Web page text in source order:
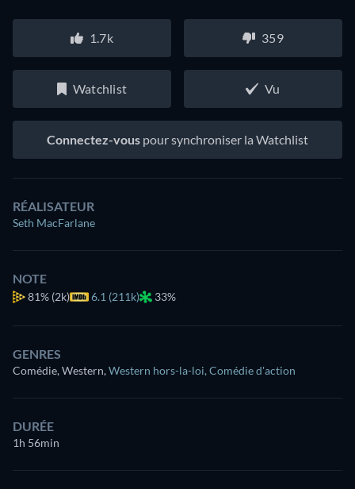
1.7k 359
Watchlist Vu
Connectez-vous pour synchroniser la Watchlist
RÉALISATEUR
Seth MacFarlane
NOTE
81% (2k) 6.1 (211k) 33%
GENRES
Comédie, Western,Western hors-la-loi, Comédie d'action
DURÉE
1h 56min